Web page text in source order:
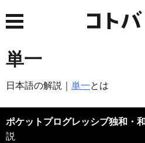
単一
日本語の解説｜ 単一とは
ポケットプログレッシブ独和・
説